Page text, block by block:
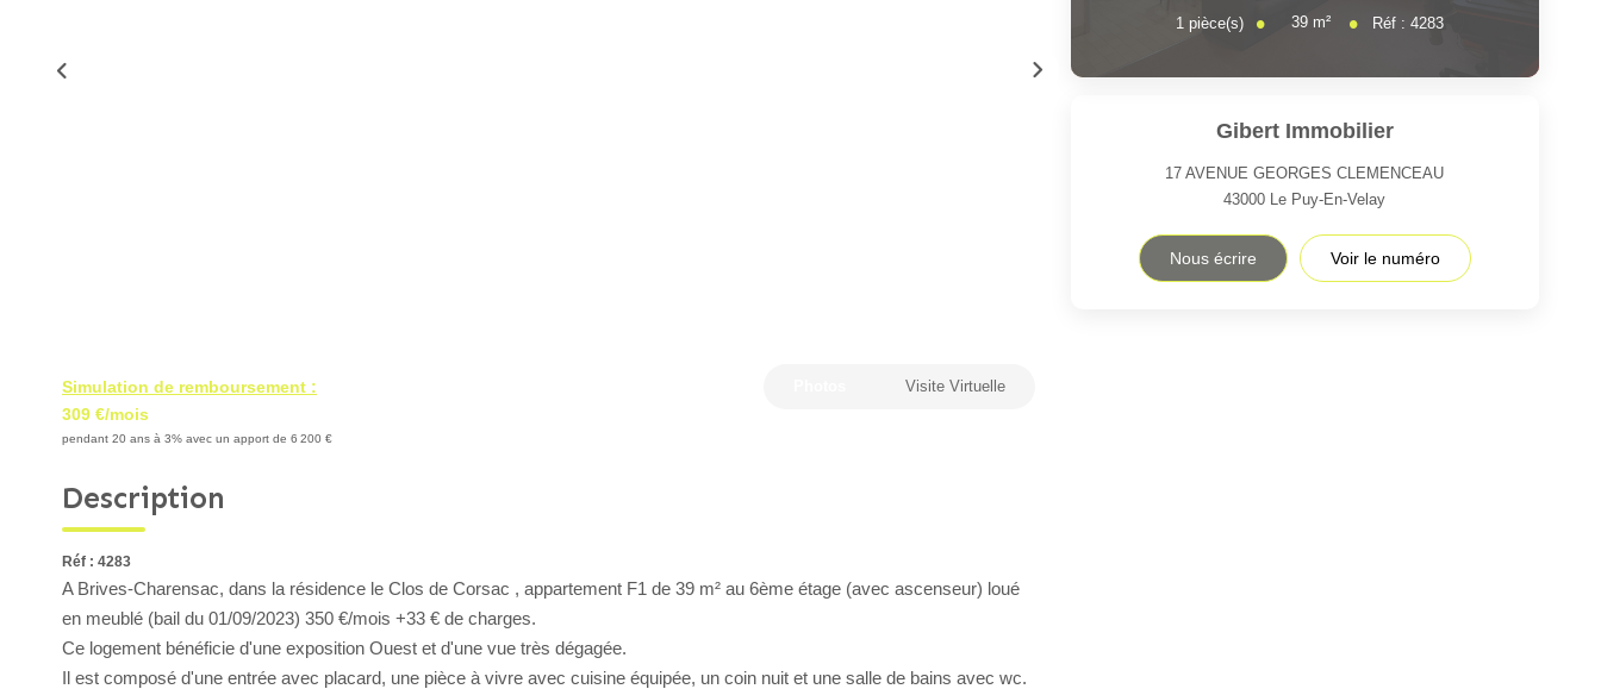
Simulation de remboursement :
309 €/mois
pendant 20 ans à 3% avec un apport de 6 200 €
Visite Virtuelle
Description
Réf : 4283
A Brives-Charensac, dans la résidence le Clos de Corsac , appartement F1 de 39 m² au 6ème étage (avec ascenseur) loué
en meublé (bail du 01/09/2023) 350 €/mois +33 € de charges.
Ce logement bénéficie d'une exposition Ouest et d'une vue très dégagée.
Il est composé d'une entrée avec placard, une pièce à vivre avec cuisine équipée, un coin nuit et une salle de bains avec wc.
1 pièce(s) 39 m² Réf : 4283
Gibert Immobilier
17 AVENUE GEORGES CLEMENCEAU
43000 Le Puy-En-Velay
Nous écrire Voir le numéro